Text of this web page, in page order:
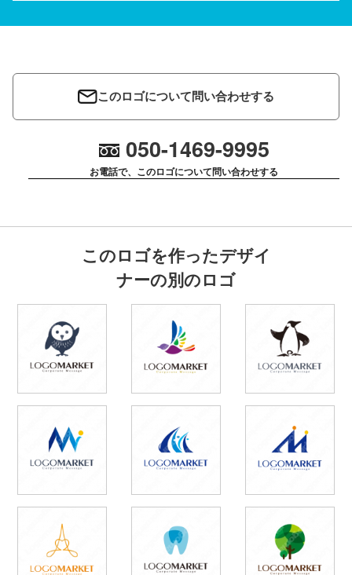
このロゴについて問い合わせする
050-1469-9995
お電話で、このロゴについて問い合わせする
このロゴを作ったデザイ
ナーの別のロゴ